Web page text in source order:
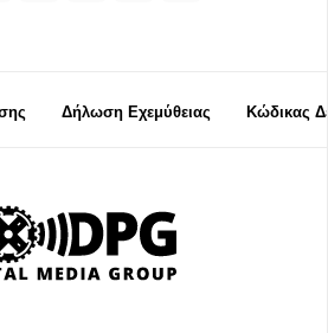
Δήλωση Εχεμύθειας Κώδικας